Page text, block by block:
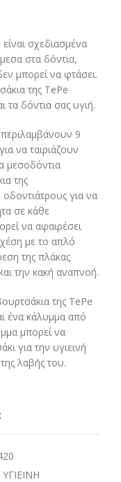
σχεδιασμένα
στα δόντια,
μπορεί να φτάσει.
της TePe
τα δόντια σας υγιή.
9
να ταιριάζουν
μεσοδόντια
της
για να
σε κάθε
να αφαιρέσει
με το απλό
της πλάκας
την κακή αναπνοή.
της TePe
ένα κάλυμμα από
μπορεί να
για την υγιεινή
λαβής του.